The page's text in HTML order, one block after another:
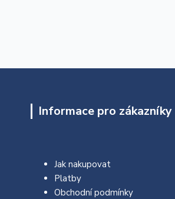
Informace pro zákazníky
Jak nakupovat
Platby
Obchodní podmínky